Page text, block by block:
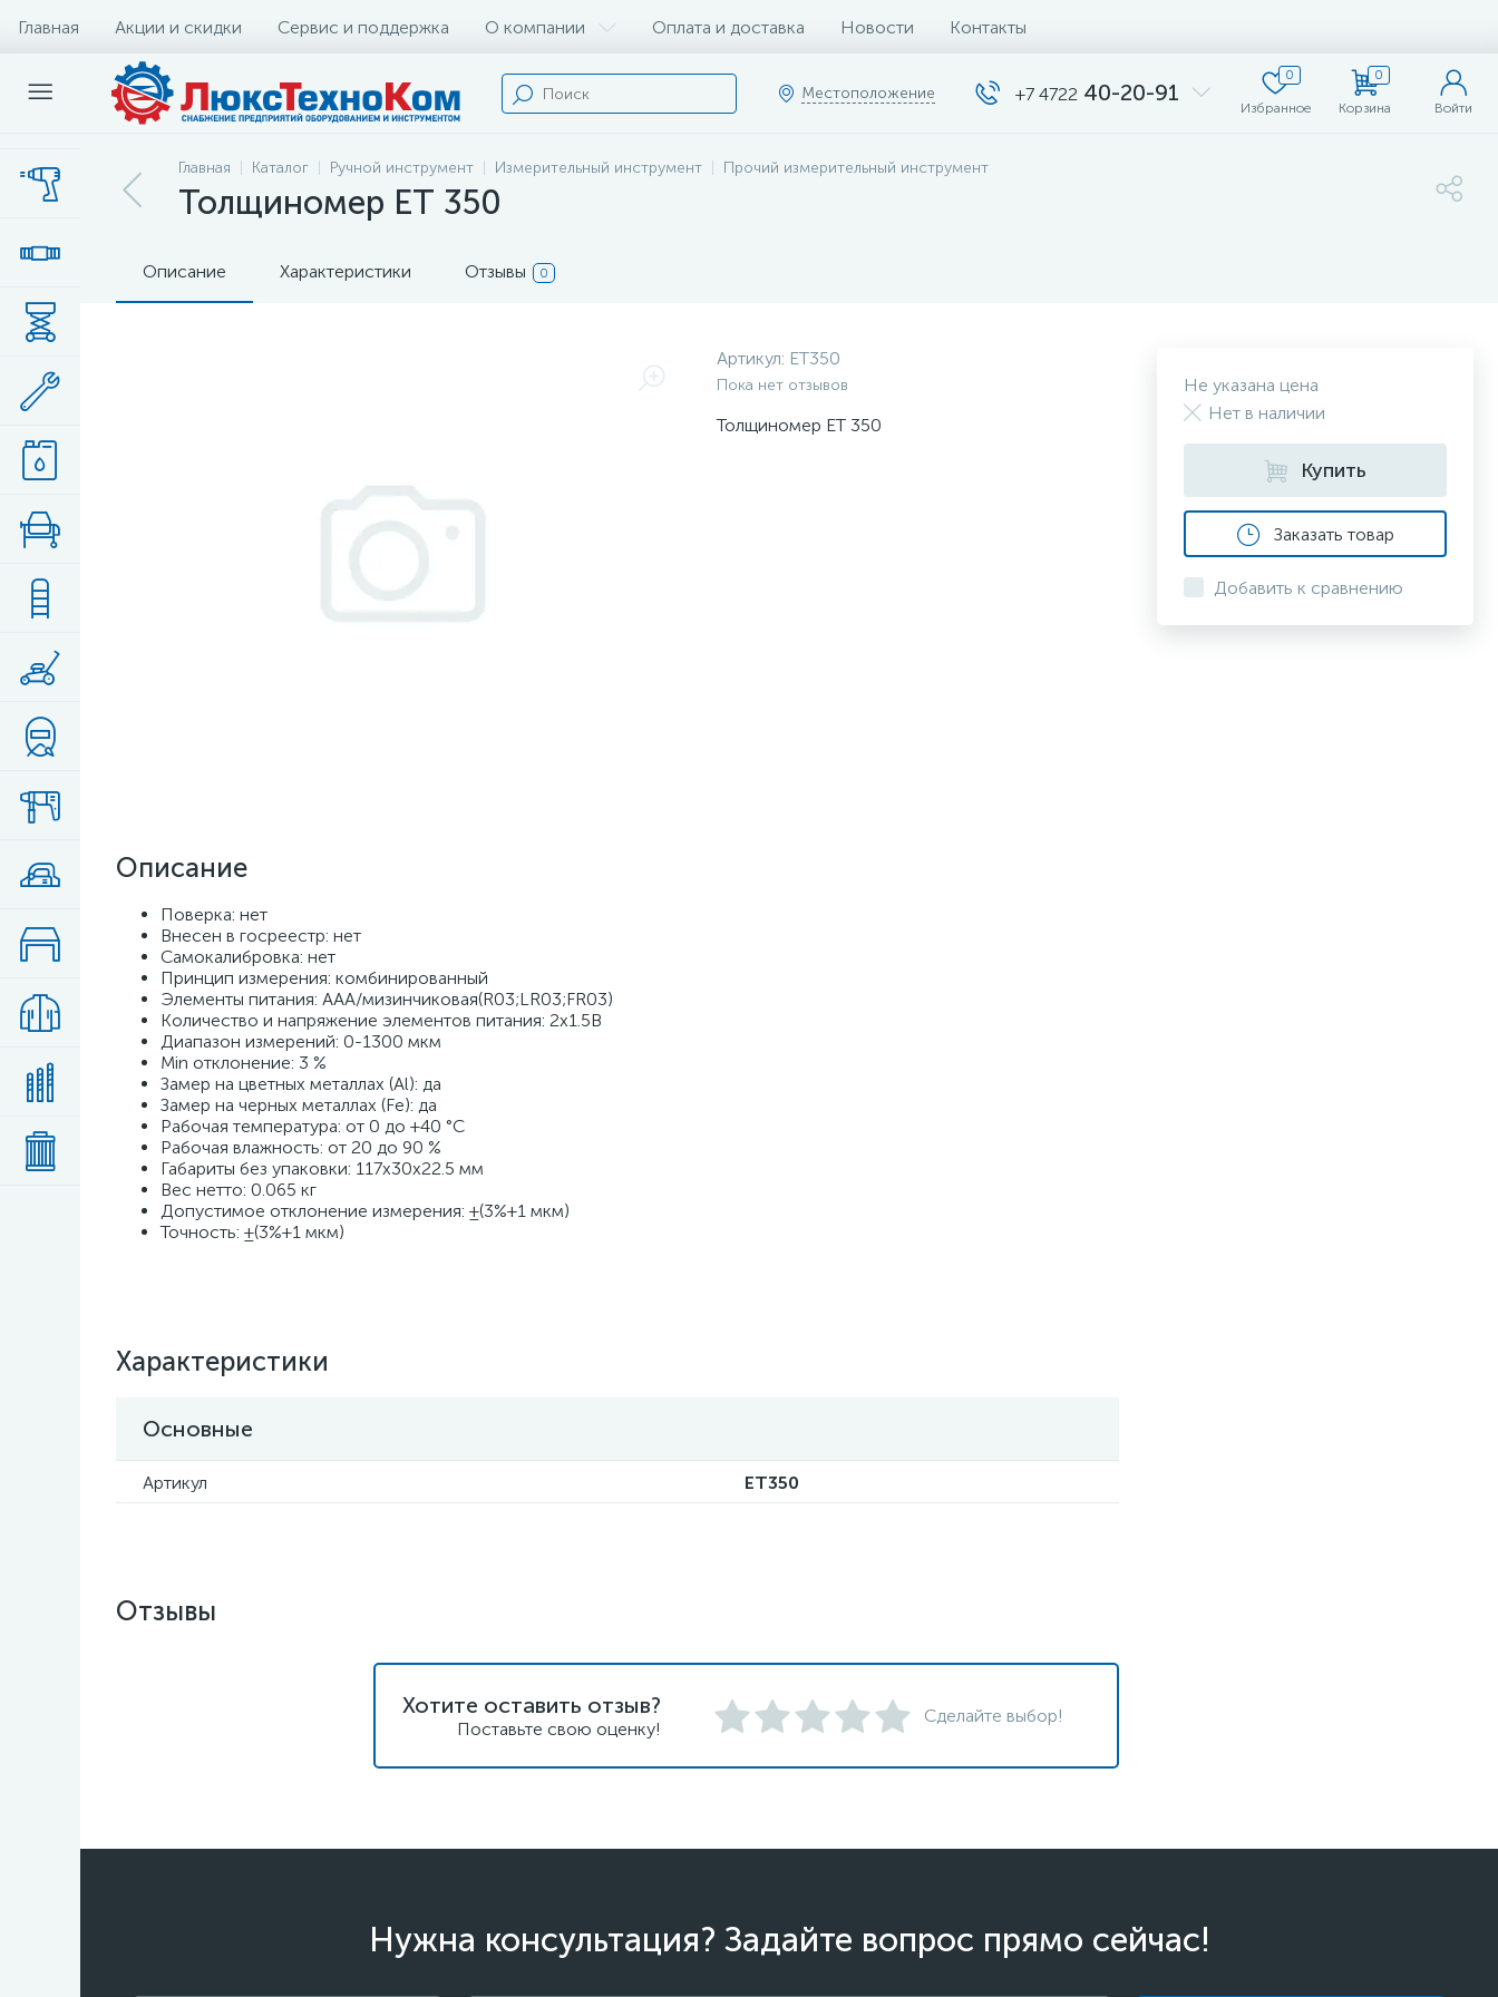
Главная Акции и скидки Сервис и поддержка О компании Оплата и доставка Новости Контакты
Местоположение +7 4722 40-20-91
0
Избранное
0
Корзина Войти
Главная Каталог Ручной инструмент Измерительный инструмент Прочий измерительный инструмент
Толщиномер ЕТ 350
Описание Характеристики Отзывы 0
Артикул: ЕТ350
Пока нет отзывов
Толщиномер ЕТ 350
Описание
Поверка: нет
Внесен в госреестр: нет
Самокалибровка: нет
Принцип измерения: комбинированный
Элементы питания: AAA/мизинчиковая(R03;LR03;FR03)
Количество и напряжение элементов питания: 2х1.5B
Диапазон измерений: 0-1300 мкм
Min отклонение: 3 %
Замер на цветных металлах (Al): да
Замер на черных металлах (Fe): да
Рабочая температура: от 0 до +40 °С
Рабочая влажность: от 20 до 90 %
Габариты без упаковки: 117х30х22.5 мм
Вес нетто: 0.065 кг
Допустимое отклонение измерения: ±(3%+1 мкм)
Точность: ±(3%+1 мкм)
Характеристики
Основные
Артикул ЕТ350
Не указана цена
Нет в наличии
Купить
Заказать товар
Добавить к сравнению
Отзывы
Хотите оставить отзыв?
Поставьте свою оценку!
Сделайте выбор!
Нужна консультация? Задайте вопрос прямо сейчас!